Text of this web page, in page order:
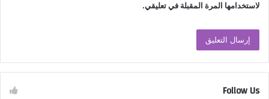
لاستخدامها المرة المقبلة في تعليقي.
Follow Us